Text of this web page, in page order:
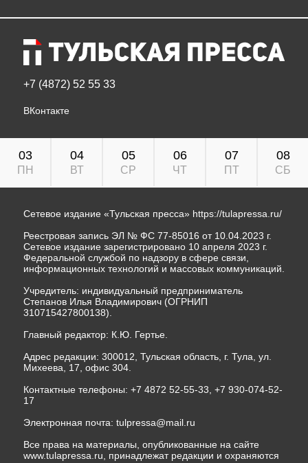
+7 (4872) 52 55 33
ВКонтакте
03
ПН
04
ВТ
05
СР
06
ЧТ
07
ПТ
08
СБ
Сетевое издание «Тульская пресса» https://tulapressa.ru/
Реестровая запись ЭЛ № ФС 77-85016 от 10.04.2023 г.
Сетевое издание зарегистрировано 10 апреля 2023 г.
Федеральной службой по надзору в сфере связи,
информационных технологий и массовых коммуникаций.
Учредитель: индивидуальный предприниматель
Степанов Илья Владимирович (ОГРНИП
310715427800138).
Главный редактор: К.Ю. Гертье.
Адрес редакции: 300012, Тульская область, г. Тула, ул.
Михеева, 17, офис 304.
Контактные телефоны: +7 4872 52-55-33, +7 930-074-52-
17
Электронная почта: tulpressa@mail.ru
Все права на материалы, опубликованные на сайте
www.tulapressa.ru, принадлежат редакции и охраняются